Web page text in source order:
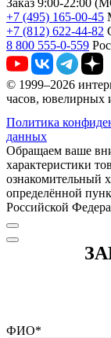
Заказ 9:00-22:00
+7 (495) 165-00-45
+7 (812) 622-44-82
8 800 555-0-559
© 1999–2026
часов, ювелирных
Политика
данных
Обращаем ваше
характеристики
ознакомительный
определённой
Российской
ФИО*